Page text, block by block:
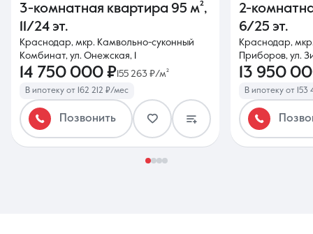
3-комнатная квартира 95 м²,
11/24 эт.
Краснодар, мкр. Камвольно-суконный
Комбинат, ул. Онежская, 1
14 750 000 ₽ 155 263 ₽/м²
В ипотеку от 162 212 ₽/мес
Позвонить
2-
6/25 эт.
Краснодар,
Приборов, ул.
13 950
В ипотеку от 153